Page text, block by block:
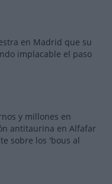
en Madrid que su
implacable el paso
y millones en
antitaurina en Alfafar
sobre los 'bous al